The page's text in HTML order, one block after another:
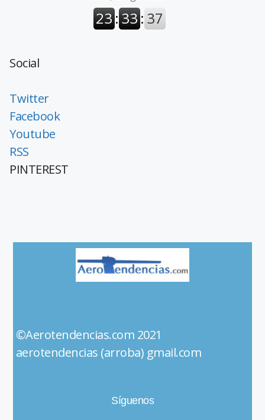
Social
Twitter
Facebook
Youtube
RSS
PINTEREST
©Aerotendencias.com 2021
aerotendencias (arroba) gmail.com
Síguenos